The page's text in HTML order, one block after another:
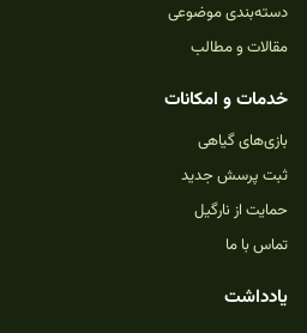
دسته‌بندی موضوعی
مقالات و مطالب
خدمات و امکانات
بازی‌های گیاهی
ثبت پرسش جدید
حمایت از نارگیل
تماس با ما
یادداشت